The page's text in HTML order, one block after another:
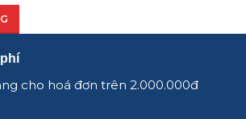
cho hoá đơn trên 2.000.000đ